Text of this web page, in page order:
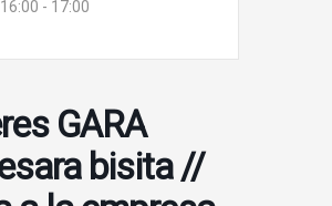
16:00 - 17:00
GARA
bisita //